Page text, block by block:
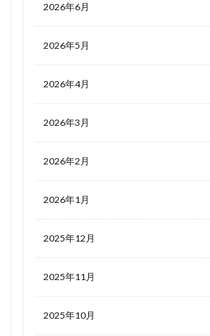
2026年6月
2026年5月
2026年4月
2026年3月
2026年2月
2026年1月
2025年12月
2025年11月
2025年10月